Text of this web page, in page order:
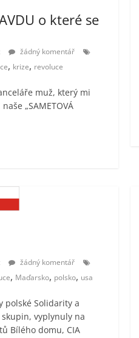
o které se
žádný komentář
, krize, revoluce
muž, který mi
„SAMETOVÁ
žádný komentář
, Maďarsko, polsko, usa
polské Solidarity a
vyplynuly na
Bílého domu, CIA